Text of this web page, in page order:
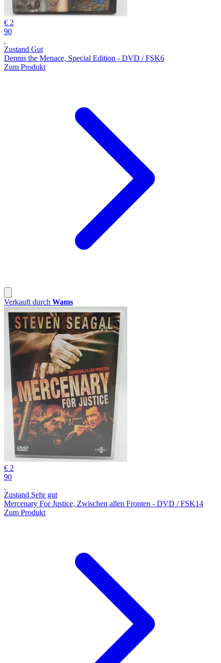
€ 2
90
Zustand Gut
Dennis the Menace, Special Edition - DVD / FSK6
Zum Produkt
Verkauft durch Wams
€ 2
90
Zustand Sehr gut
Mercenary For Justice, Zwischen allen Fronten - DVD / FSK14
Zum Produkt